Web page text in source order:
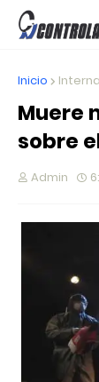
Inicio
Muere
sobre
Admin